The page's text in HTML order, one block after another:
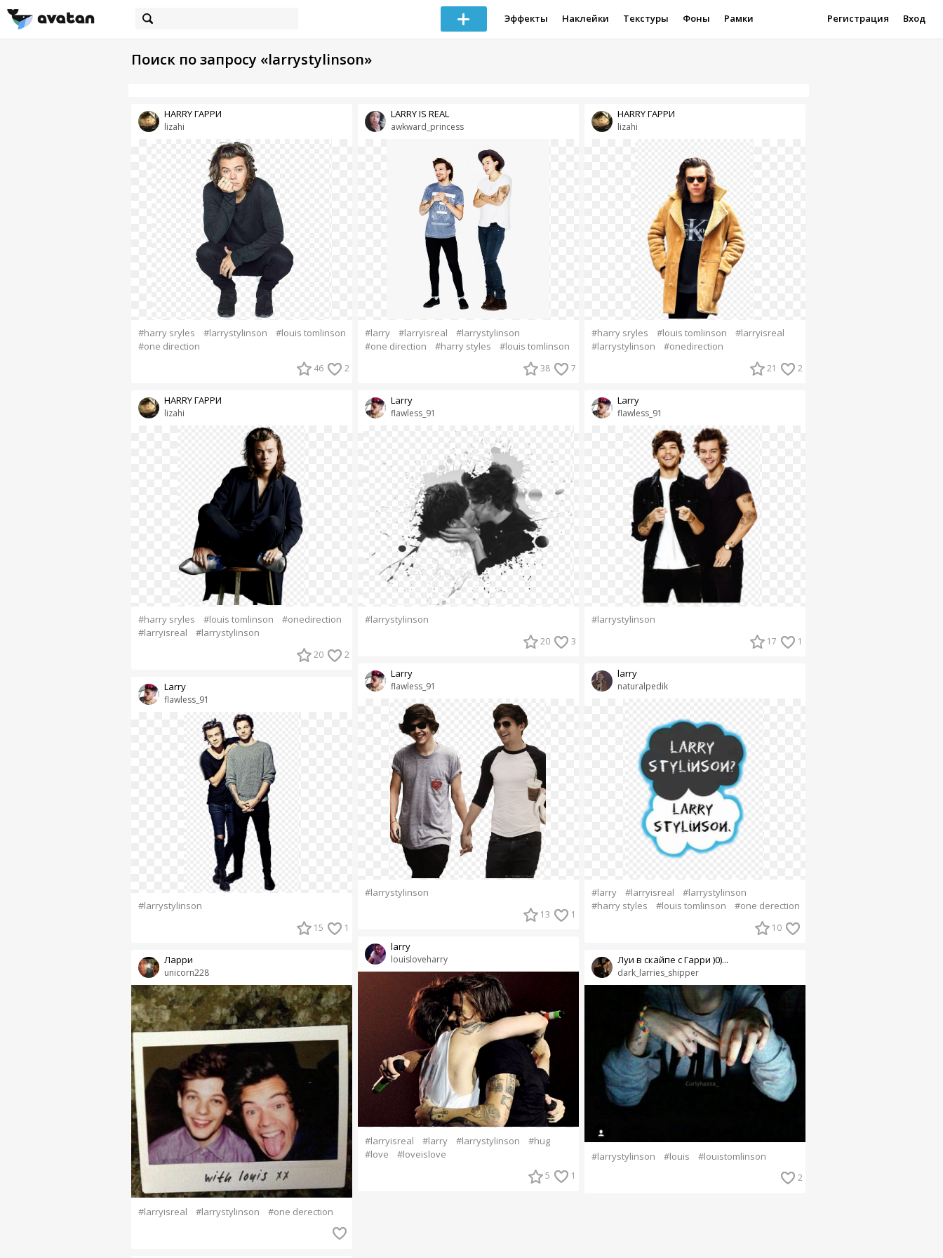
Эффекты Наклейки Текстуры Фоны Рамки Регистрация Вход
Поиск по запросу «larrystylinson»
lizahi
HARRY ГАРРИ
#harry sryles #larrystylinson
#louis tomlinson
#one direction
46 2
lizahi
HARRY ГАРРИ
#harry sryles #louis tomlinson
#onedirection
#larryisreal
#larrystylinson
20 2
flawless_91
Larry
#larrystylinson
15 1
unicorn228
Ларри
#larryisreal #larrystylinson #one derection
awkward_princess
LARRY IS REAL
#larry #larryisreal
#larrystylinson
#one direction
#harry styles #louis tomlinson
38 7
flawless_91
Larry
#larrystylinson
20 3
flawless_91
Larry
#larrystylinson
13 1
louisloveharry
larry
#larryisreal #larry #larrystylinson
#hug
#love
#loveislove
5 1
lizahi
HARRY ГАРРИ
#harry sryles #louis tomlinson
#larryisreal
#larrystylinson
#onedirection
21 2
flawless_91
Larry
#larrystylinson
17 1
naturalpedik
larry
#larry #larryisreal
#larrystylinson
#harry styles
#louis tomlinson #one derection
10
dark_larries_shipper
Луи в скайпе с Гарри )0)...
#larrystylinson #louis #louistomlinson
2